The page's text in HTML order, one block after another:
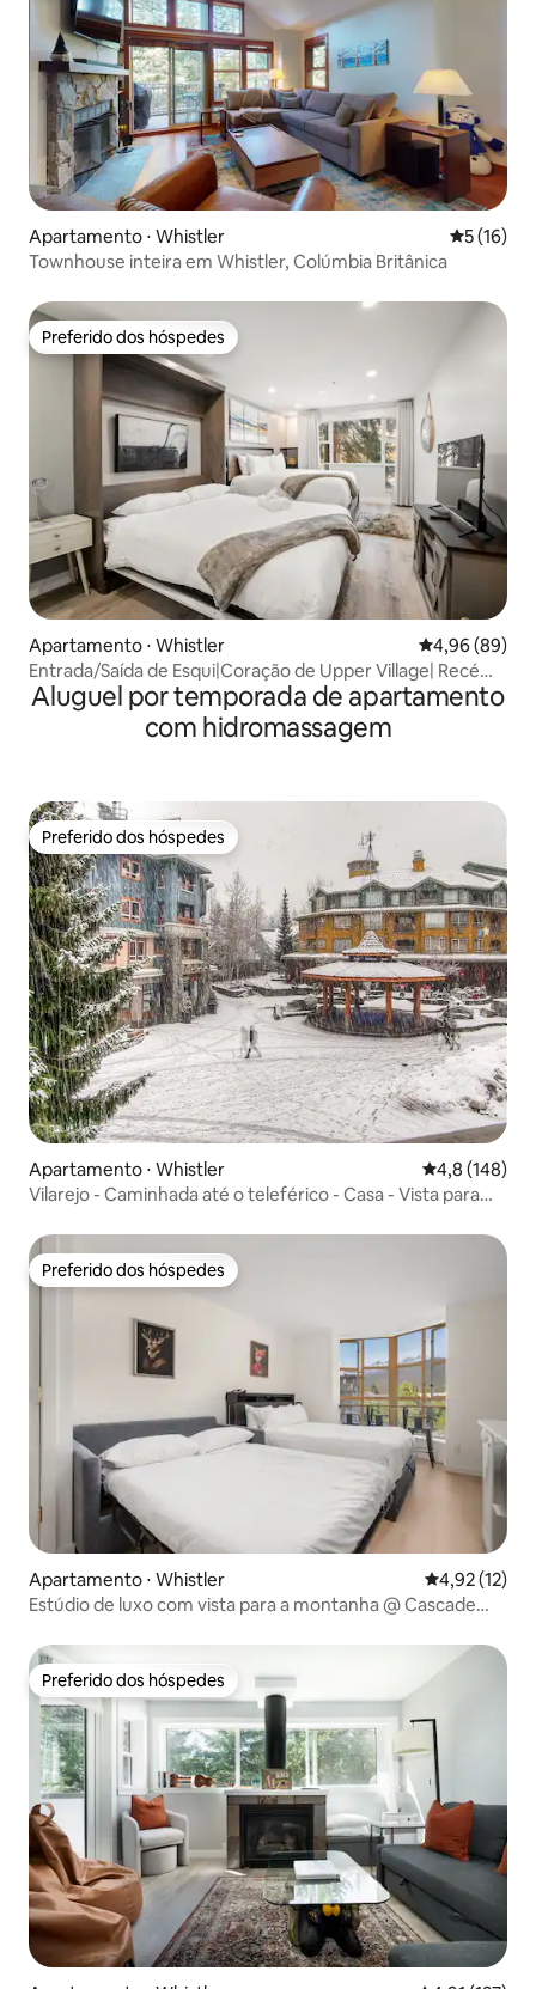
Apartamento ⋅ Whistler 5 de uma
5 (16)
Townhouse inteira em Whistler, Colúmbia Britânica
Preferido dos hóspedes
Preferido dos hóspedes
Apartamento ⋅ Whistler 4,96 de uma
4,96 (89)
Entrada/Saída de Esqui|Coração de Upper Village| Recém
Reformado
Aluguel por temporada de apartamento
com hidromassagem
Preferido dos hóspedes
Preferido dos hóspedes
Apartamento ⋅ Whistler 4,8 de uma
4,8 (148)
Vilarejo - Caminhada até o teleférico - Casa - Vista para
Preferido dos hóspedes
Preferido dos hóspedes
Apartamento ⋅ Whistler 4,92 de uma
4,92 (12)
Estúdio de luxo com vista para a montanha @ Cascade
Preferido dos hóspedes
Preferido dos hóspedes